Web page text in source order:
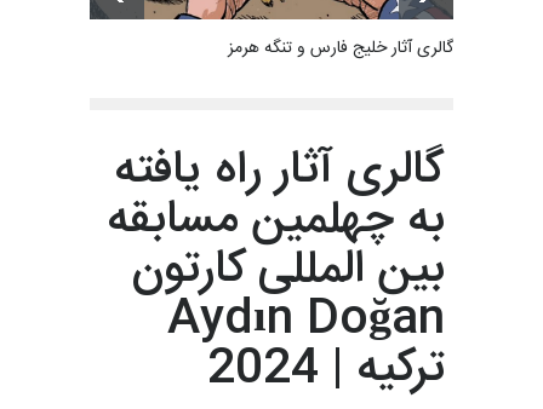
گالری آثار خلیج فارس و تنگه هرمز
گالری آثار راه یافته
به چهلمین مسابقه
بین المللی کارتون
Aydın Doğan
ترکیه | 2024